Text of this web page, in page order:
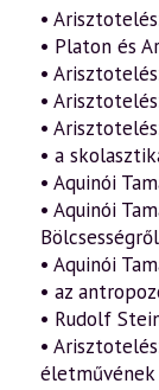
igazság
keresése
régen
és
ma
(2011.11.13.)
mennyiség
•
• Platon és
•
•
•
• a
• Aquinói
• Aquinói
• Aquinói
• az
• Rudolf
•